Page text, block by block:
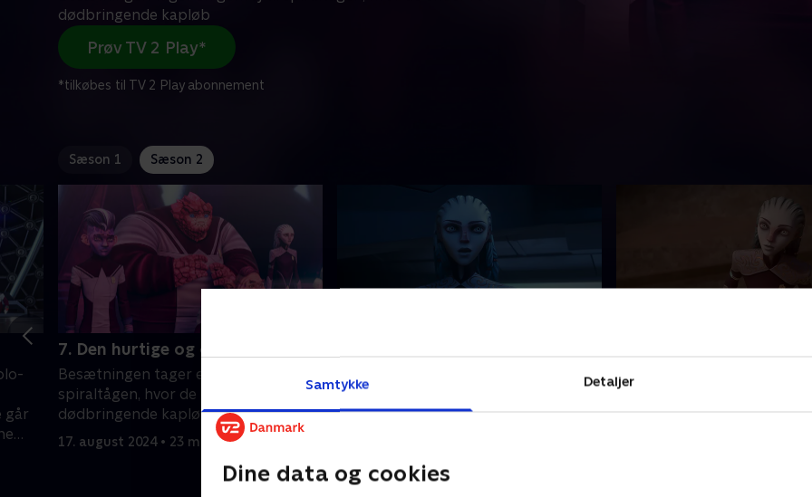
Samtykke Detaljer
Dine data og cookies
dødbringende kapløb
Prøv TV 2 Play*
*tilkøbes til TV 2 Play abonnement
Sæson 1 Sæson 2
går
7. Den hurtige og den nysgerrige
Besætningen tager en genvej til
spiraltågen, hvor de ender i et
dødbringende kapløb
17. august 2024 • 23 min
Besætningen tager en afstikker til en
koloni af ikke-kropslige væsener, som
17. august 2024 • 23 min
Da de endelig når frem til
koordinaterne, opdager